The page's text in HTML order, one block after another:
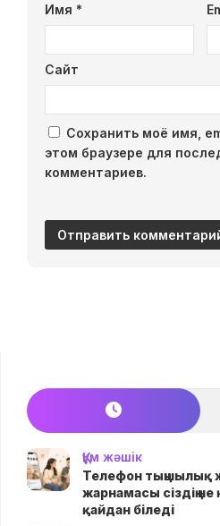
Имя *
Сайт
Сохранить моё имя,
этом браузере для
комментариев.
Құм жәшік
Телефон тыңшылық
жарнамасы сіздің
қайдан біледі